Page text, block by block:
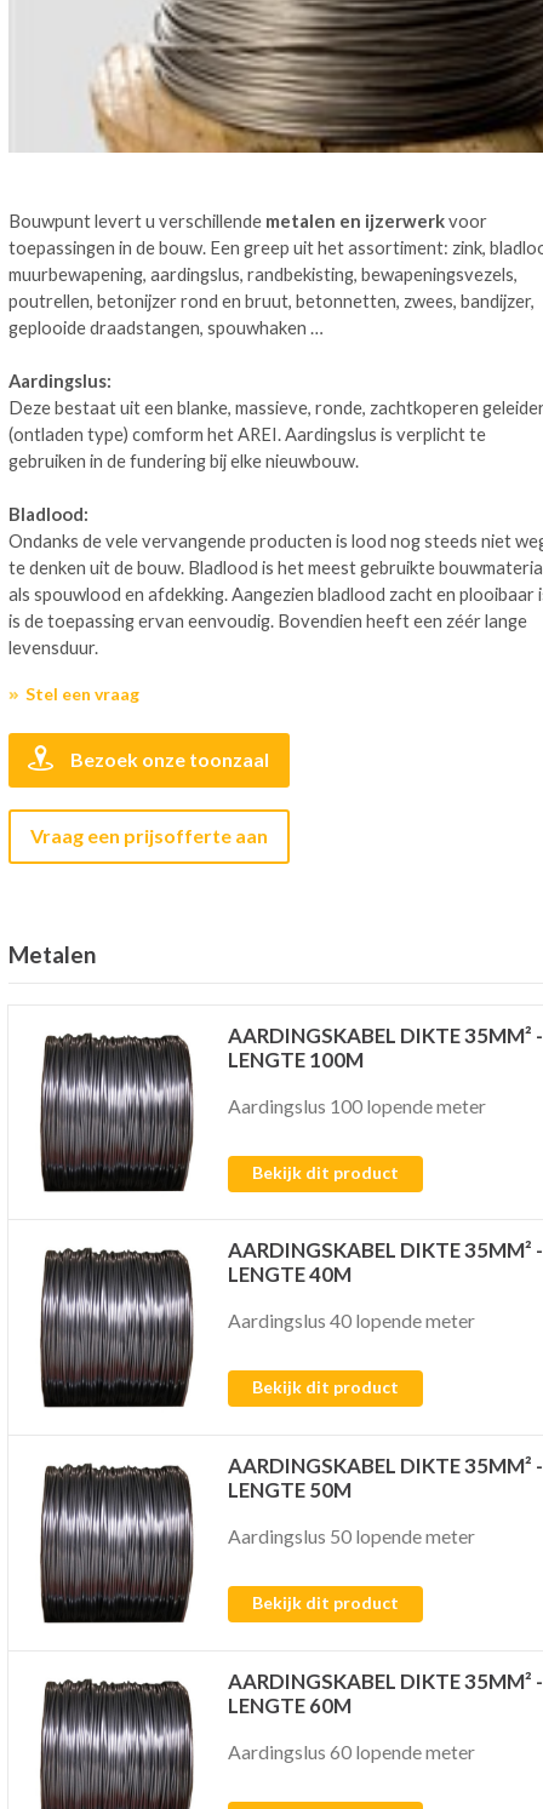
Bouwpunt levert u verschillende metalen en ijzerwerkvoor
toepassingen in de bouw. Een greep uit het assortiment: zink,
muurbewapening, aardingslus, randbekisting, bewapeningsvezels,
poutrellen, betonijzer rond en bruut, betonnetten, zwees, bandijzer,
geplooide draadstangen, spouwhaken …
Aardingslus:
Deze bestaat uit een blanke, massieve, ronde, zachtkoperen
(ontladen type) comform het AREI. Aardingslus is verplicht te
gebruiken in de fundering bij elke nieuwbouw.
Bladlood:
Ondanks de vele vervangende producten is lood nog steeds niet
te denken uit de bouw. Bladlood is het meest gebruikte
als spouwlood en afdekking. Aangezien bladlood zacht en plooibaar
is de toepassing ervan eenvoudig. Bovendien heeft een zéér lange
levensduur.
Stel een vraag
Bezoek onze toonzaal
Vraag een prijsofferte aan
Metalen
AARDINGSKABEL DIKTE 35MM² -
LENGTE 100M
Aardingslus 100 lopende meter
Bekijk dit product
AARDINGSKABEL DIKTE 35MM² -
LENGTE 40M
Aardingslus 40 lopende meter
Bekijk dit product
AARDINGSKABEL DIKTE 35MM² -
LENGTE 50M
Aardingslus 50 lopende meter
Bekijk dit product
AARDINGSKABEL DIKTE 35MM² -
LENGTE 60M
Aardingslus 60 lopende meter